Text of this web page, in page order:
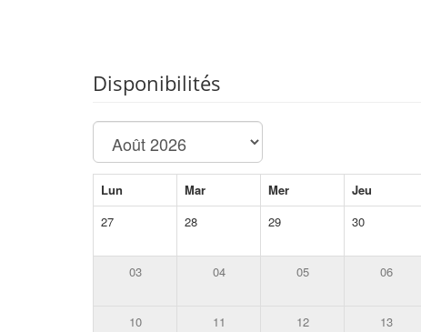
Disponibilités
Lun Mar Mer Jeu
27
28 29 30
03 04 05 06
10 11 12 13